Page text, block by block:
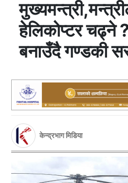
हेलिकोप्टर चढ्ने ?
बनाउँदै गण्डकी
केन्द्रभाग मिडिया